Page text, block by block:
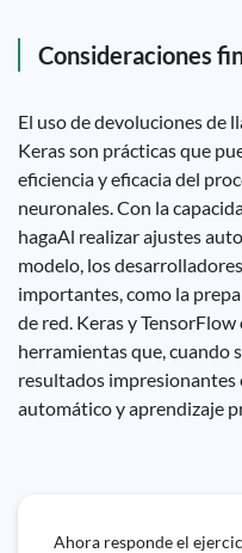
Consideraciones
El uso de devoluciones de
Keras son prácticas que
eficiencia y eficacia del
neuronales. Con la
hagaAl realizar ajustes
modelo, los
importantes, como la
de red. Keras y
herramientas que, cuando
resultados impresionantes
automático y aprendizaje
Ahora responde el